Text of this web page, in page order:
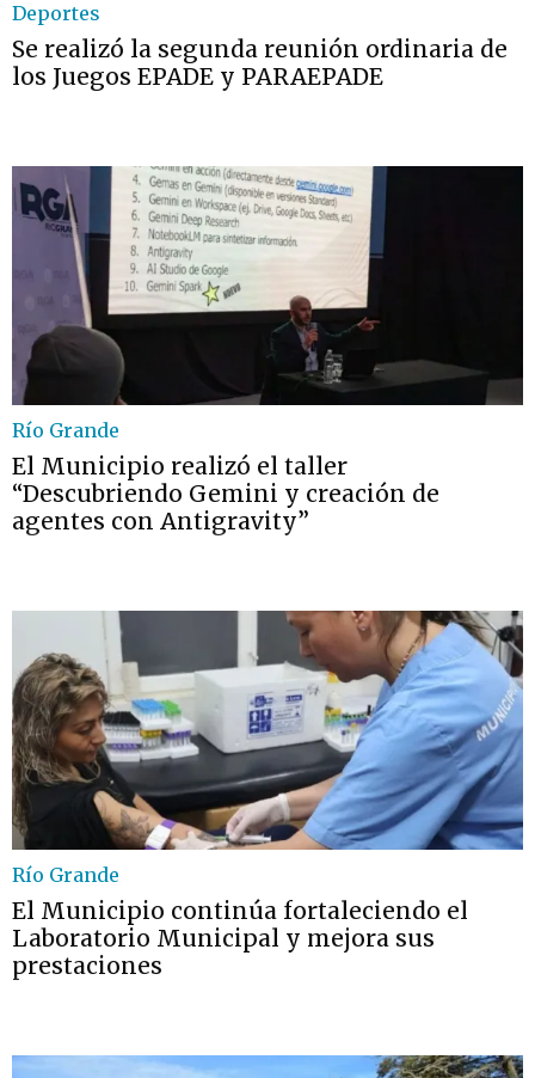
Deportes
Se realizó la segunda reunión ordinaria de
los Juegos EPADE y PARAEPADE
Río Grande
El Municipio realizó el taller
“Descubriendo Gemini y creación de
agentes con Antigravity”
Río Grande
El Municipio continúa fortaleciendo el
Laboratorio Municipal y mejora sus
prestaciones